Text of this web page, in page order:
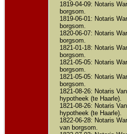
1819-04-09: Notaris
borgsom.
1819-06-01: Notaris
borgsom.
1820-06-07: Notaris
borgsom.
1821-01-18: Notaris
borgsom.
1821-05-05: Notaris
borgsom.
1821-05-05: Notaris
borgsom.
1821-08-26: Notaris
hypotheek (te Haarle).
1821-08-26: Notaris
hypotheek (te Haarle).
1822-06-28: Notaris
van borgsom.